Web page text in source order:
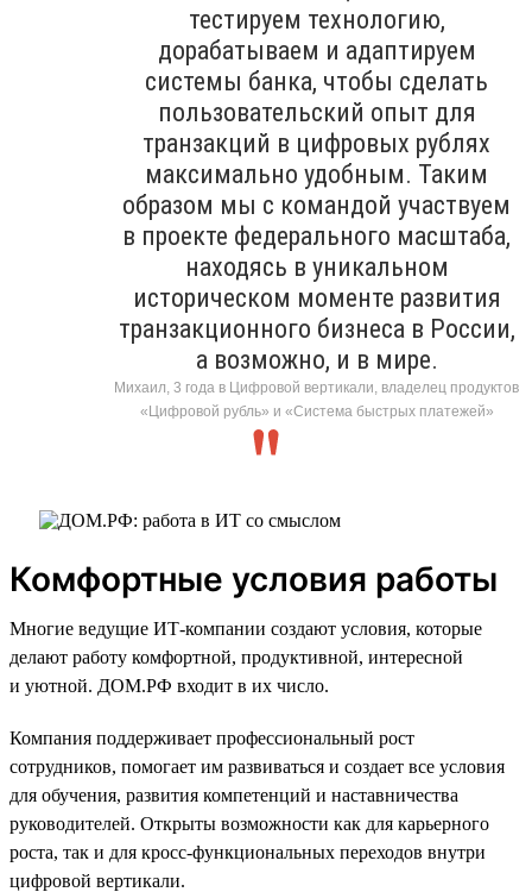
тестируем технологию,
дорабатываем и адаптируем
системы банка, чтобы сделать
пользовательский опыт для
транзакций в цифровых рублях
максимально удобным. Таким
образом мы с командой участвуем
в проекте федерального масштаба,
находясь в уникальном
историческом моменте развития
транзакционного бизнеса в России,
а возможно, и в мире.
Михаил, 3 года в Цифровой вертикали, владелец продуктов
«Цифровой рубль» и «Система быстрых платежей»
Комфортные условия работы
Многие ведущие ИТ-компании создают условия, которые
делают работу комфортной, продуктивной, интересной
и уютной. ДОМ.РФ входит в их число.
Компания поддерживает профессиональный рост
сотрудников, помогает им развиваться и создает все условия
для обучения, развития компетенций и наставничества
руководителей. Открыты возможности как для карьерного
роста, так и для кросс-функциональных переходов внутри
цифровой вертикали.